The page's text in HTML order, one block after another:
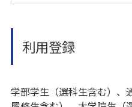
利用登録
学部学生（選科生含む）、